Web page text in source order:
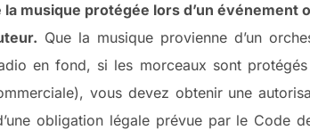
musique protégée lors d’un événement
Que la musique provienne d’un
en fond, si les morceaux sont
vous devez obtenir une
obligation légale prévue par le Code